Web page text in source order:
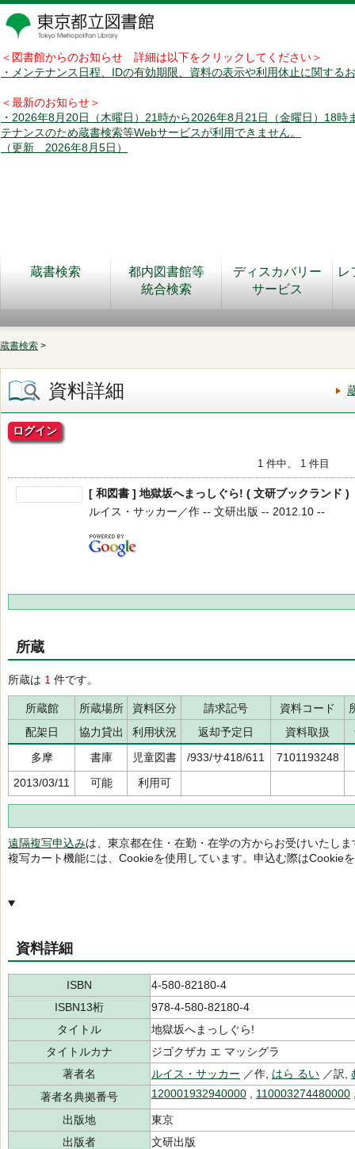
＜図書館からのお知らせ 詳細は以下をクリックしてください＞
・メンテナンス日程、IDの有効期限、資料の表示や利用休止に関する
＜最新のお知らせ＞
・2026年8月20日（木曜日）21時から2026年8月21日（金曜日）18時
テナンスのため蔵書検索等Webサービスが利用できません。
（更新 2026年8月5日）
蔵書検索
都内図書館等
統合検索
ディスカバリー
サービス
レ
蔵書検索 >
資料詳細
ログイン
1 件中、 1 件目
[ 和図書 ] 地獄坂へまっしぐら! ( 文研ブックランド )
ルイス・サッカー／作 -- 文研出版 -- 2012.10 --
所蔵
所蔵は 1 件です。
所蔵館 所蔵場所 資料区分 請求記号 資料コード
配架日
協力貸出 利用状況 返却予定日 資料取扱
多摩
書庫 児童図書 /933/サ418/611
7101193248
2013/03/11
可能 利用可
遠隔複写申込みは、東京都在住・在勤・在学の方からお受けいたしま
複写カート機能には、Cookieを使用しています。申込む際はCookie
資料詳細
ISBN
4-580-82180-4
ISBN13桁
978-4-580-82180-4
タイトル
地獄坂へまっしぐら!
タイトルカナ
ジゴクザカ エ マッシグラ
著者名
ルイス・サッカー ／作, はら るい ／訳,
著者名典拠番号
120001932940000 110003274480000
出版地
東京
出版者
文研出版